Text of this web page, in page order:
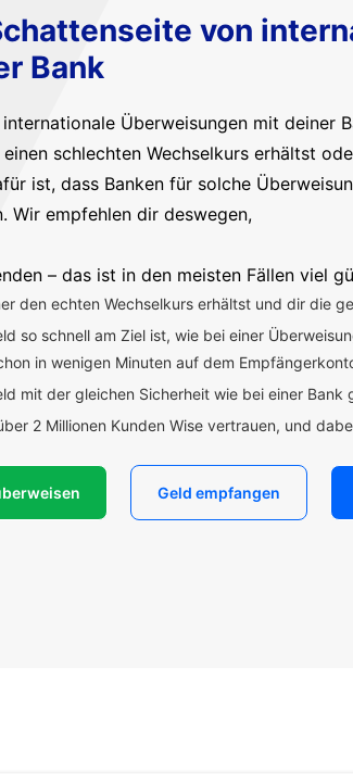
von
Bank
internationale Überweisungen mit deiner
schlechten Wechselkurs erhältst
ist, dass Banken für solche
Wir empfehlen dir deswegen,
– das ist in den meisten Fällen viel
den echten Wechselkurs erhältst und dir die
so schnell am Ziel ist, wie bei einer
in wenigen Minuten auf dem
mit der gleichen Sicherheit wie bei einer Bank
2 Millionen Kunden Wise vertrauen, und
Geld empfangen